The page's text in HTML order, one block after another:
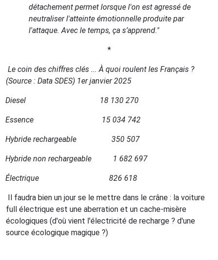
détachement permet lorsque l'on est agressé de
neutraliser l'atteinte émotionnelle produite par
l'attaque. Avec le temps, ça s’apprend."
*
Le coin des chiffres clés ...À quoi roulent les Français ?
(Source : Data SDES) 1er janvier 2025
Diesel 18 130 270
Essence 15 034 742
Hybride rechargeable 350 507
Hybride non rechargeable 1 682 697
Électrique 826 618
Il faudra bien un jour se le mettre dans le crâne : la voiture
full électrique est une aberration et un cache-misère
écologiques (d'où vient l'électricité de recharge ? d'une
source écologique magique ?)